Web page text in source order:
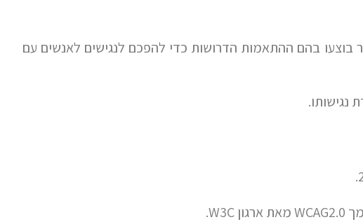
בוצעו בהם ההתאמות הדרושות כדי להפכם לנגישים לאנשים עם
נגישותו.